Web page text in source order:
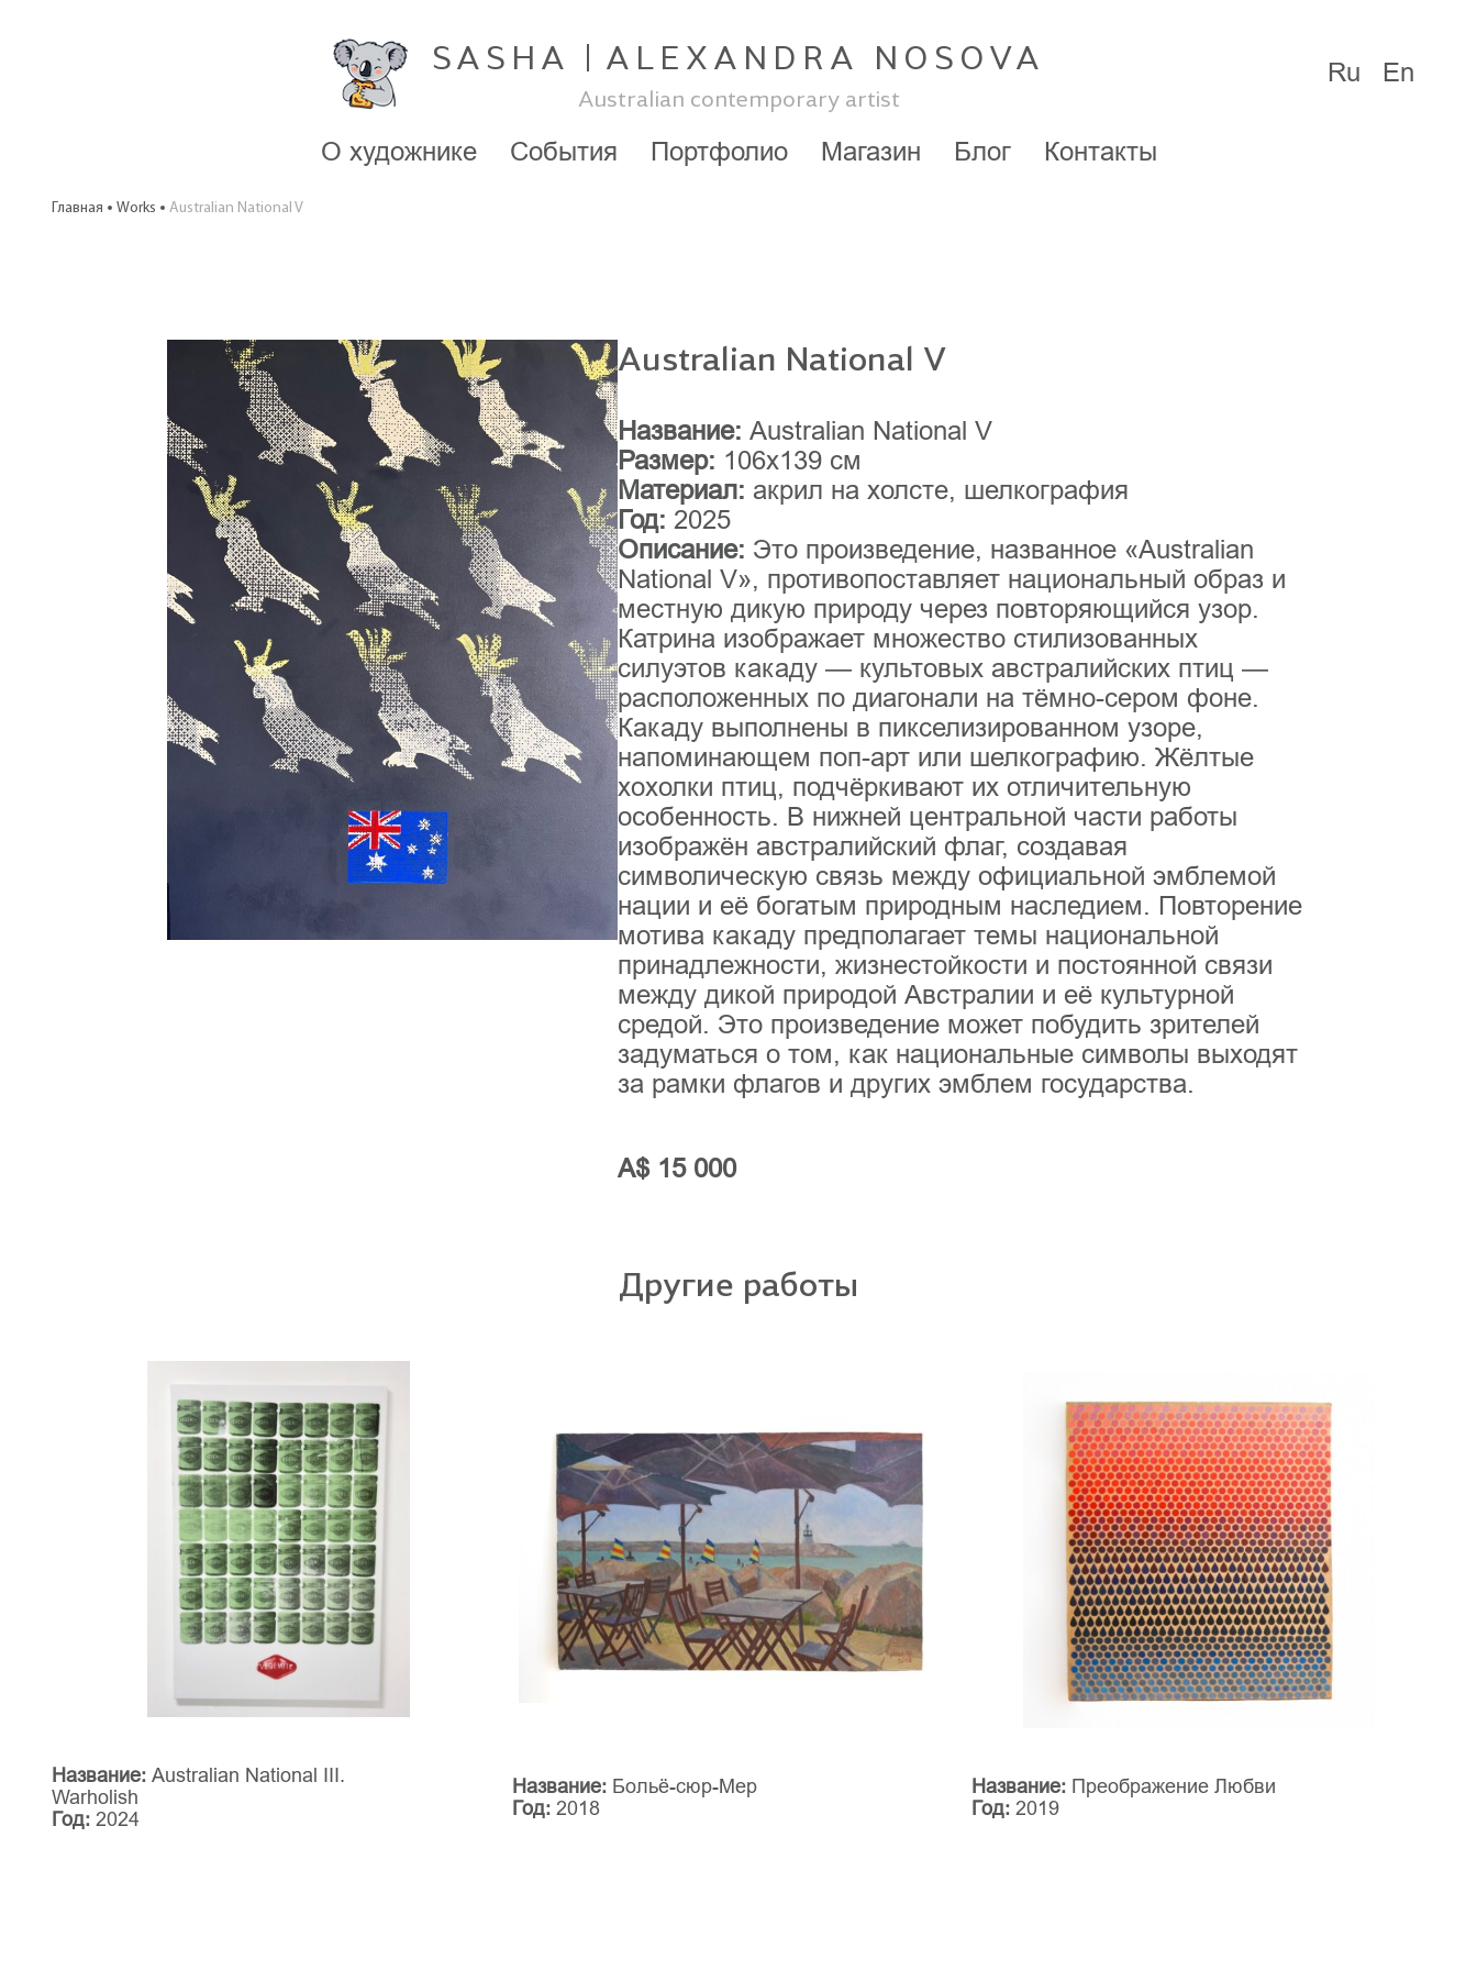
SASHA ALEXANDRA NOSOVA
Australian contemporary artist
О художнике События Портфолио Магазин Блог Контакты
Ru En
Главная Works Australian National V
Australian National V
Название: Australian National V
Размер: 106x139 см
Материал: акрил на холсте, шелкография
Год: 2025
Описание: Это произведение, названное «Australian
National V», противопоставляет национальный образ и
местную дикую природу через повторяющийся узор.
Катрина изображает множество стилизованных
силуэтов какаду — культовых австралийских птиц —
расположенных по диагонали на тёмно-сером фоне.
Какаду выполнены в пикселизированном узоре,
напоминающем поп-арт или шелкографию. Жёлтые
хохолки птиц, подчёркивают их отличительную
особенность. В нижней центральной части работы
изображён австралийский флаг, создавая
символическую связь между официальной эмблемой
нации и её богатым природным наследием. Повторение
мотива какаду предполагает темы национальной
принадлежности, жизнестойкости и постоянной связи
между дикой природой Австралии и её культурной
средой. Это произведение может побудить зрителей
задуматься о том, как национальные символы выходят
за рамки флагов и других эмблем государства.
A$ 15 000
Другие работы
Название: Australian National III.
Warholish
Год: 2024
Название:Больё-сюр-Мер
Год:2018
Название: Преображение Любви
Год: 2019